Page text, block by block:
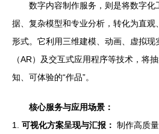
数字内容制作服务，则是将数字化
据、复杂模型和专业分析，转化为直
形式。它利用三维建模、动画、虚拟现
（AR）及交互式应用程序等技术，将
知、可体验的“作品”。
核心服务与应用场景：
1. 可视化方案呈现与汇报： 制作高质